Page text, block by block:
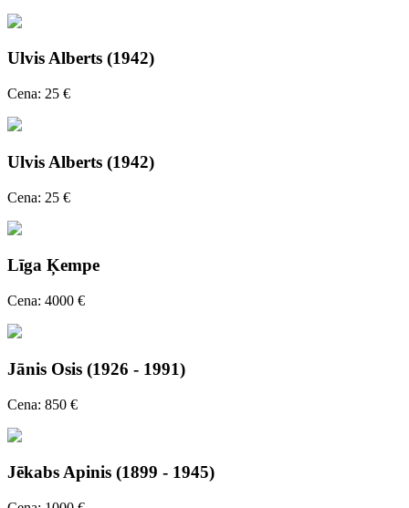
Ulvis Alberts (1942)
Cena: 25 €
Ulvis Alberts (1942)
Cena: 25 €
Līga Ķempe
Cena: 4000 €
Jānis Osis (1926 - 1991)
Cena: 850 €
Jēkabs Apinis (1899 - 1945)